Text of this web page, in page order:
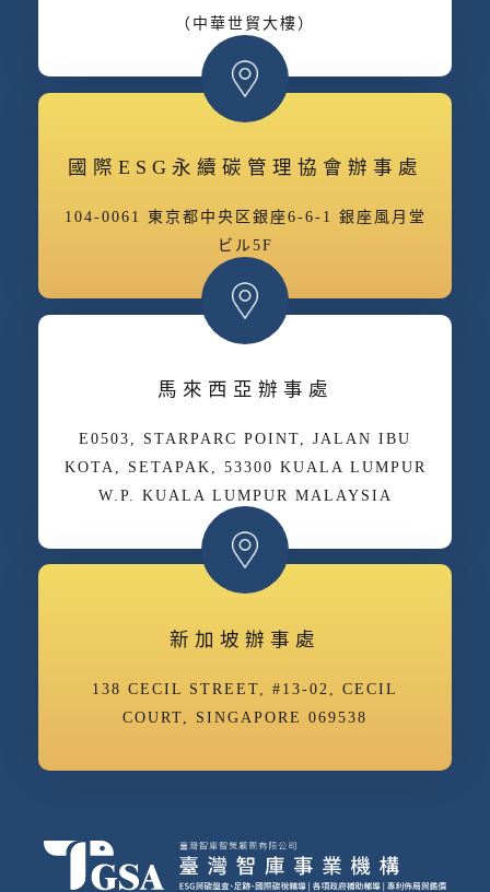
（中華世貿大樓）
國際ESG永續碳管理協會辦事處
104-0061 東京都中央区銀座6-6-1 銀座風月堂
ビル5F
馬來西亞辦事處
E­05­03, STARPARC POINT, JALAN IBU
KOTA, SETAPAK, 53300 KUALA LUMPUR
W.P. KUALA LUMPUR MALAYSIA
新加坡辦事處
138 CECIL STREET, #13-02, CECIL
COURT, SINGAPORE 069538